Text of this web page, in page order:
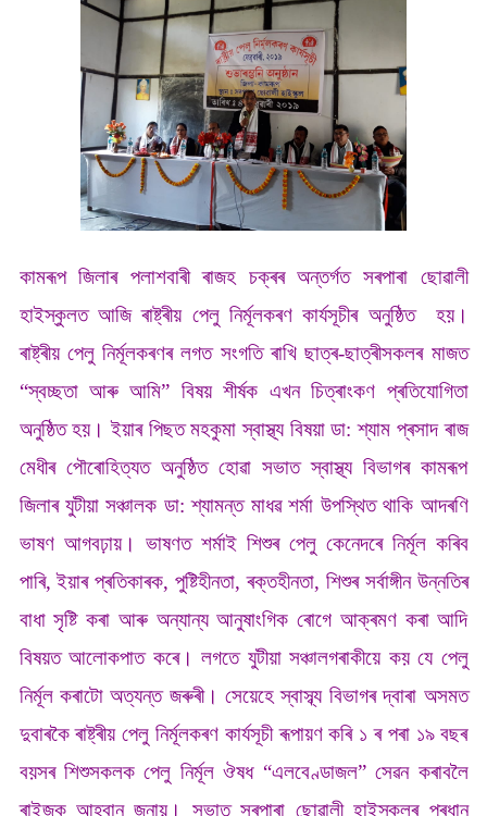
কামৰূপ জিলাৰ পলাশবাৰী ৰাজহ চক্ৰৰ অন্তৰ্গত সৰপাৰা ছোৱালী
হাইস্কুলত আজি ৰাষ্ট্ৰীয় পেলু নিৰ্মূলকৰণ কাৰ্যসূচীৰ অনুষ্ঠিত হয়।
ৰাষ্ট্ৰীয় পেলু নিৰ্মূলকৰণৰ লগত সংগতি ৰাখি ছাত্ৰ-ছাত্ৰীসকলৰ মাজত
“স্বচ্ছতা আৰু আমি” বিষয় শীৰ্ষক এখন চিত্ৰাংকণ প্ৰতিযোগিতা
অনুষ্ঠিত হয়। ইয়াৰ পিছত মহকুমা স্বাস্থ্য বিষয়া ডা: শ্যাম প্ৰসাদ ৰাজ
মেধীৰ পৌৰোহিত্যত অনুষ্ঠিত হোৱা সভাত স্বাস্থ্য বিভাগৰ কামৰূপ
জিলাৰ যুটীয়া সঞ্চালক ডা: শ্যামন্ত মাধৱ শৰ্মা উপস্থিত থাকি আদৰণি
ভাষণ আগবঢ়ায়। ভাষণত শৰ্মাই শিশুৰ পেলু কেনেদৰে নিৰ্মূল কৰিব
পাৰি, ইয়াৰ প্ৰতিকাৰক, পুষ্টিহীনতা, ৰক্তহীনতা, শিশুৰ সৰ্বাঙ্গীন উন্নতিৰ
বাধা সৃষ্টি কৰা আৰু অন্যান্য আনুষাংগিক ৰোগে আক্ৰমণ কৰা আদি
বিষয়ত আলোকপাত কৰে। লগতে যুটীয়া সঞ্চালগৰাকীয়ে কয় যে পেলু
নিৰ্মূল কৰাটো অত্যন্ত জৰুৰী। সেয়েহে স্বাস্ব্য বিভাগৰ দ্বাৰা অসমত
দুবাৰকৈ ৰাষ্ট্ৰীয় পেলু নিৰ্মূলকৰণ কাৰ্যসূচী ৰূপায়ণ কৰি ১ ৰ পৰা ১৯ বছৰ
বয়সৰ শিশুসকলক পেলু নিৰ্মূল ঔষধ “এলবেণ্ডাজল” সেৱন কৰাবলৈ
ৰাইজক আহ্বান জনায়। সভাত সৰপাৰা ছোৱালী হাইস্কুলৰ প্ৰধান